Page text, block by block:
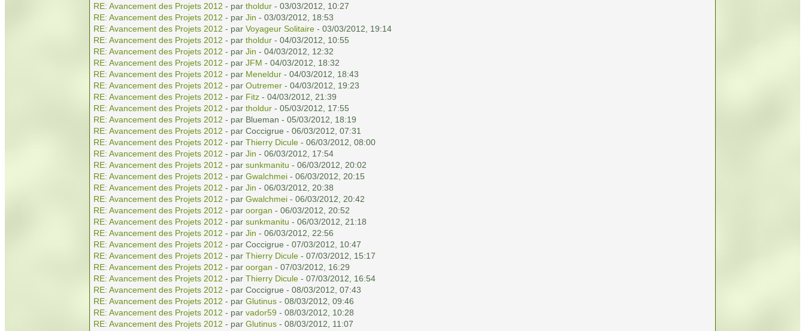
RE: Avancement des Projets 2012 - par tholdur- 03/03/2012, 10:27
RE: Avancement des Projets 2012 - par Jin - 03/03/2012, 18:53
RE: Avancement des Projets 2012 - par Voyageur Solitaire- 03/03/2012, 19:14
RE: Avancement des Projets 2012 - par tholdur- 04/03/2012, 10:55
RE: Avancement des Projets 2012 - par Jin - 04/03/2012, 12:32
RE: Avancement des Projets 2012 - par JFM - 04/03/2012, 18:32
RE: Avancement des Projets 2012 - par Meneldur- 04/03/2012, 18:43
RE: Avancement des Projets 2012 - par Outremer- 04/03/2012, 19:23
RE: Avancement des Projets 2012 - par Fitz- 04/03/2012, 21:39
RE: Avancement des Projets 2012 - par tholdur- 05/03/2012, 17:55
RE: Avancement des Projets 2012 - par Blueman - 05/03/2012, 18:19
RE: Avancement des Projets 2012 - par Coccigrue - 06/03/2012, 07:31
RE: Avancement des Projets 2012 - par Thierry Dicule- 06/03/2012, 08:00
RE: Avancement des Projets 2012 - par Jin - 06/03/2012, 17:54
RE: Avancement des Projets 2012 - par sunkmanitu - 06/03/2012, 20:02
RE: Avancement des Projets 2012 - par Gwalchmei- 06/03/2012, 20:15
RE: Avancement des Projets 2012 - par Jin - 06/03/2012, 20:38
RE: Avancement des Projets 2012 - par Gwalchmei- 06/03/2012, 20:42
RE: Avancement des Projets 2012 - par oorgan - 06/03/2012, 20:52
RE: Avancement des Projets 2012 - par sunkmanitu - 06/03/2012, 21:18
RE: Avancement des Projets 2012 - par Jin - 06/03/2012, 22:56
RE: Avancement des Projets 2012 - par Coccigrue - 07/03/2012, 10:47
RE: Avancement des Projets 2012 - par Thierry Dicule- 07/03/2012, 15:17
RE: Avancement des Projets 2012 - par oorgan - 07/03/2012, 16:29
RE: Avancement des Projets 2012 - par Thierry Dicule- 07/03/2012, 16:54
RE: Avancement des Projets 2012 - par Coccigrue - 08/03/2012, 07:43
RE: Avancement des Projets 2012 - par Glutinus- 08/03/2012, 09:46
RE: Avancement des Projets 2012 - par vador59- 08/03/2012, 10:28
RE: Avancement des Projets 2012 - par Glutinus- 08/03/2012, 11:07